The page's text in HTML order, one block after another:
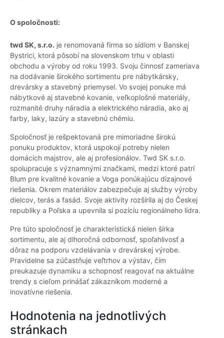
O spoločnosti:
twd SK, s.r.o. je renomovaná firma so sídlom v Banskej
Bystrici, ktorá pôsobí na slovenskom trhu v oblasti
obchodu a výroby od roku 1993. Svoju činnosť zameriava
na dodávanie širokého sortimentu pre nábytkársky,
drevársky a stavebný priemysel. Vo svojej ponuke má
nábytkové aj stavebné kovanie, veľkoplošné materiály,
rozmanité druhy náradia a elektrického náradia, ako aj
farby, laky, lazúry a stavebnú chémiu.
Spoločnosť je rešpektovaná pre mimoriadne širokú
ponuku produktov, ktorá uspokojí potreby nielen
domácich majstrov, ale aj profesionálov. Twd SK s.r.o.
spolupracuje s významnými značkami, medzi ktoré patrí
Blum pre kvalitné kovanie a Voga ponúkajúcu dizajnové
riešenia. Okrem materiálov zabezpečuje aj služby výroby
dielcov, terás a fasád. Svoje aktivity rozšírila aj do Českej
republiky a Poľska a upevnila si pozíciu regionálneho lídra.
Pre túto spoločnosť je charakteristická nielen šírka
sortimentu, ale aj dlhoročná odbornosť, spoľahlivosť a
dôraz na podporu vzdelávania v drevárskej výrobe.
Pravidelne sa zúčastňuje veľtrhov a výstav, čím
preukazuje dynamiku a schopnosť reagovať na aktuálne
trendy s cieľom prinášať zákazníkom moderné a
inovatívne riešenia.
Hodnotenia na jednotlivých
stránkach